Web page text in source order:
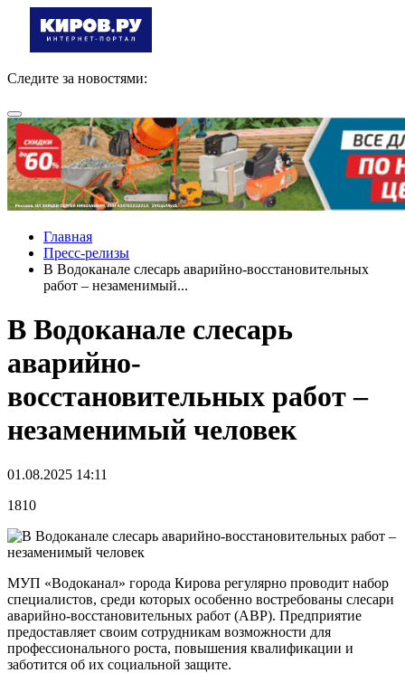
Следите за новостями:
Главная
Пресс-релизы
В Водоканале слесарь аварийно-восстановительных
работ – незаменимый...
В Водоканале слесарь
аварийно-
восстановительных работ –
незаменимый человек
01.08.2025 14:11
1810
МУП «Водоканал» города Кирова регулярно проводит набор
специалистов, среди которых особенно востребованы слесари
аварийно-восстановительных работ (АВР). Предприятие
предоставляет своим сотрудникам возможности для
профессионального роста, повышения квалификации и
заботится об их социальной защите.